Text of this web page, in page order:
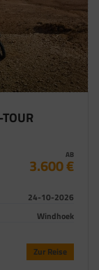
AB
3.600 €
24-10-2026
Windhoek
Zur Reise